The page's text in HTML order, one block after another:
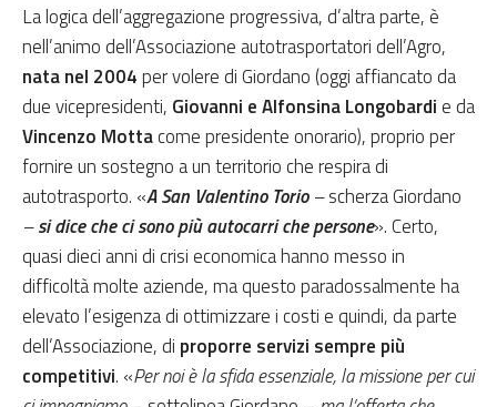
La logica dell’aggregazione progressiva, d’altra parte, è
nell’animo dell’Associazione autotrasportatori dell’Agro,
nata nel 2004per volere di Giordano (oggi affiancato da
due vicepresidenti, Giovanni e Alfonsina Longobardi e da
Vincenzo Mottacome presidente onorario), proprio per
fornire un sostegno a un territorio che respira di
autotrasporto. «A San Valentino Torio–scherza Giordano
–si dice che ci sono più autocarri che persone». Certo,
quasi dieci anni di crisi economica hanno messo in
difficoltà molte aziende, ma questo paradossalmente ha
elevato l’esigenza di ottimizzare i costi e quindi, da parte
dell’Associazione, di proporre servizi sempre più
competitivi. «Per noi è la sfida essenziale, la missione per cui